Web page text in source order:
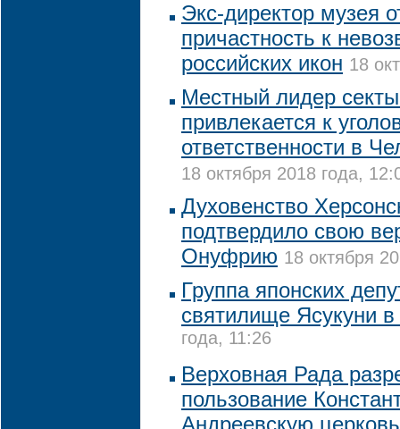
Экс-директор музея
причастность к
российских икон 18
Местный лидер
привлекается к
ответственности в
18 октября 2018 года,
Духовенство
подтвердило свою
Онуфрию 18 октября
Группа японских
святилище Ясукуни в
года, 11:26
Верховная Рада
пользование
Андреевскую